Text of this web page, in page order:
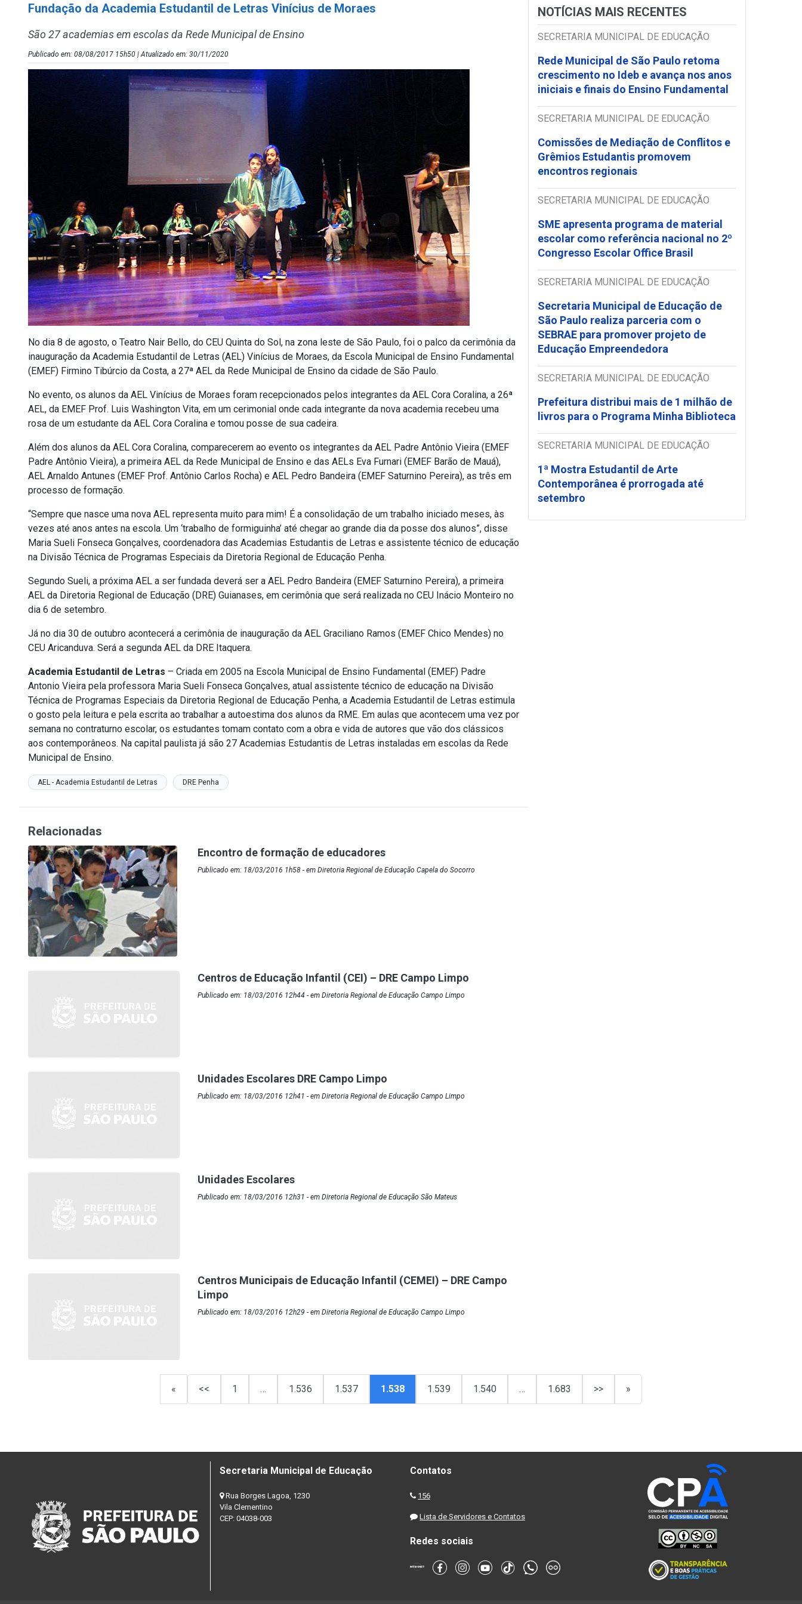
Fundação da Academia Estudantil de Letras Vinícius de Moraes
São 27 academias em escolas da Rede Municipal de Ensino
Publicado em: 08/08/2017 15h50 | Atualizado em: 30/11/2020
No dia 8 de agosto, o Teatro Nair Bello, do CEU Quinta do Sol, na zona leste de São Paulo, foi o palco da cerimônia da
inauguração da Academia Estudantil de Letras (AEL) Vinícius de Moraes, da Escola Municipal de Ensino Fundamental
(EMEF) Firmino Tibúrcio da Costa, a 27ª AEL da Rede Municipal de Ensino da cidade de São Paulo.
No evento, os alunos da AEL Vinícius de Moraes foram recepcionados pelos integrantes da AEL Cora Coralina, a 26ª
AEL, da EMEF Prof. Luis Washington Vita, em um cerimonial onde cada integrante da nova academia recebeu uma
rosa de um estudante da AEL Cora Coralina e tomou posse de sua cadeira.
Além dos alunos da AEL Cora Coralina, comparecerem ao evento os integrantes da AEL Padre Antônio Vieira (EMEF
Padre Antônio Vieira), a primeira AEL da Rede Municipal de Ensino e das AELs Eva Furnari (EMEF Barão de Mauá),
AEL Arnaldo Antunes (EMEF Prof. Antônio Carlos Rocha) e AEL Pedro Bandeira (EMEF Saturnino Pereira), as três em
processo de formação.
“Sempre que nasce uma nova AEL representa muito para mim! É a consolidação de um trabalho iniciado meses, às
vezes até anos antes na escola. Um ‘trabalho de formiguinha’ até chegar ao grande dia da posse dos alunos”, disse
Maria Sueli Fonseca Gonçalves, coordenadora das Academias Estudantis de Letras e assistente técnico de educação
na Divisão Técnica de Programas Especiais da Diretoria Regional de Educação Penha.
Segundo Sueli, a próxima AEL a ser fundada deverá ser a AEL Pedro Bandeira (EMEF Saturnino Pereira), a primeira
AEL da Diretoria Regional de Educação (DRE) Guianases, em cerimônia que será realizada no CEU Inácio Monteiro no
dia 6 de setembro.
Já no dia 30 de outubro acontecerá a cerimônia de inauguração da AEL Graciliano Ramos (EMEF Chico Mendes) no
CEU Aricanduva. Será a segunda AEL da DRE Itaquera.
Academia Estudantil de Letras – Criada em 2005 na Escola Municipal de Ensino Fundamental (EMEF) Padre
Antonio Vieira pela professora Maria Sueli Fonseca Gonçalves, atual assistente técnico de educação na Divisão
Técnica de Programas Especiais da Diretoria Regional de Educação Penha, a Academia Estudantil de Letras estimula
o gosto pela leitura e pela escrita ao trabalhar a autoestima dos alunos da RME. Em aulas que acontecem uma vez por
semana no contraturno escolar, os estudantes tomam contato com a obra e vida de autores que vão dos clássicos
aos contemporâneos. Na capital paulista já são 27 Academias Estudantis de Letras instaladas em escolas da Rede
Municipal de Ensino.
AEL - Academia Estudantil de Letras DRE Penha
NOTÍCIAS MAIS RECENTES
SECRETARIA MUNICIPAL DE EDUCAÇÃO
Rede Municipal de São Paulo retoma
crescimento no Ideb e avança nos anos
iniciais e finais do Ensino Fundamental
SECRETARIA MUNICIPAL DE EDUCAÇÃO
Comissões de Mediação de Conflitos e
Grêmios Estudantis promovem
encontros regionais
SECRETARIA MUNICIPAL DE EDUCAÇÃO
SME apresenta programa de material
escolar como referência nacional no 2º
Congresso Escolar Office Brasil
SECRETARIA MUNICIPAL DE EDUCAÇÃO
Secretaria Municipal de Educação de
São Paulo realiza parceria com o
SEBRAE para promover projeto de
Educação Empreendedora
SECRETARIA MUNICIPAL DE EDUCAÇÃO
Prefeitura distribui mais de 1 milhão de
livros para o Programa Minha Biblioteca
SECRETARIA MUNICIPAL DE EDUCAÇÃO
1ª Mostra Estudantil de Arte
Contemporânea é prorrogada até
setembro
Relacionadas
Encontro de formação de educadores
Publicado em: 18/03/2016 1h58 - em Diretoria Regional de Educação Capela do Socorro
Centros de Educação Infantil (CEI) – DRE Campo Limpo
Publicado em: 18/03/2016 12h44 - em Diretoria Regional de Educação Campo Limpo
Unidades Escolares DRE Campo Limpo
Publicado em: 18/03/2016 12h41 - em Diretoria Regional de Educação Campo Limpo
Unidades Escolares
Publicado em: 18/03/2016 12h31 - em Diretoria Regional de Educação São Mateus
Centros Municipais de Educação Infantil (CEMEI) – DRE Campo
Limpo
Publicado em: 18/03/2016 12h29 - em Diretoria Regional de Educação Campo Limpo
« << 1 … 1.536 1.537 1.538 1.539 1.540 … 1.683 >> »
Secretaria Municipal de Educação
Rua Borges Lagoa, 1230
Vila Clementino
CEP: 04038-003
Contatos
156
Lista de Servidores e Contatos
Redes sociais